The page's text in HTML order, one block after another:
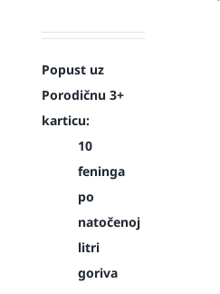
Popust uz
Porodičnu 3+
karticu:
10
feninga
po
natočenoj
litri
goriva